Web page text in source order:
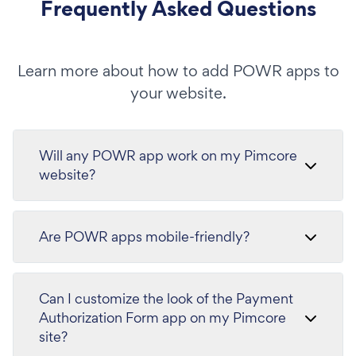
Frequently Asked Questions
Learn more about how to add POWR apps to
your website.
Will any POWR app work on my Pimcore
website?
Are POWR apps mobile-friendly?
Can I customize the look of the Payment
Authorization Form app on my Pimcore
site?